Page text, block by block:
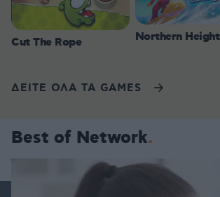
Cut The Rope Northern
ΔΕΙΤΕ ΟΛΑ ΤΑ GAMES
Best of Network